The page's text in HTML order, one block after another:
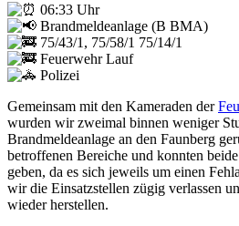
06:33 Uhr
Brandmeldeanlage (B BMA)
75/43/1, 75/58/1 75/14/1
Feuerwehr Lauf
Polizei
Gemeinsam mit den Kameraden der
wurden wir zweimal binnen weniger
Brandmeldeanlage an den Faunberg
betroffenen Bereiche und konnten
geben, da es sich jeweils um einen
wir die Einsatzstellen zügig verlassen
wieder herstellen.